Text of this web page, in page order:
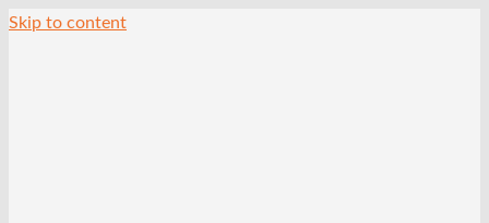
Skip to content